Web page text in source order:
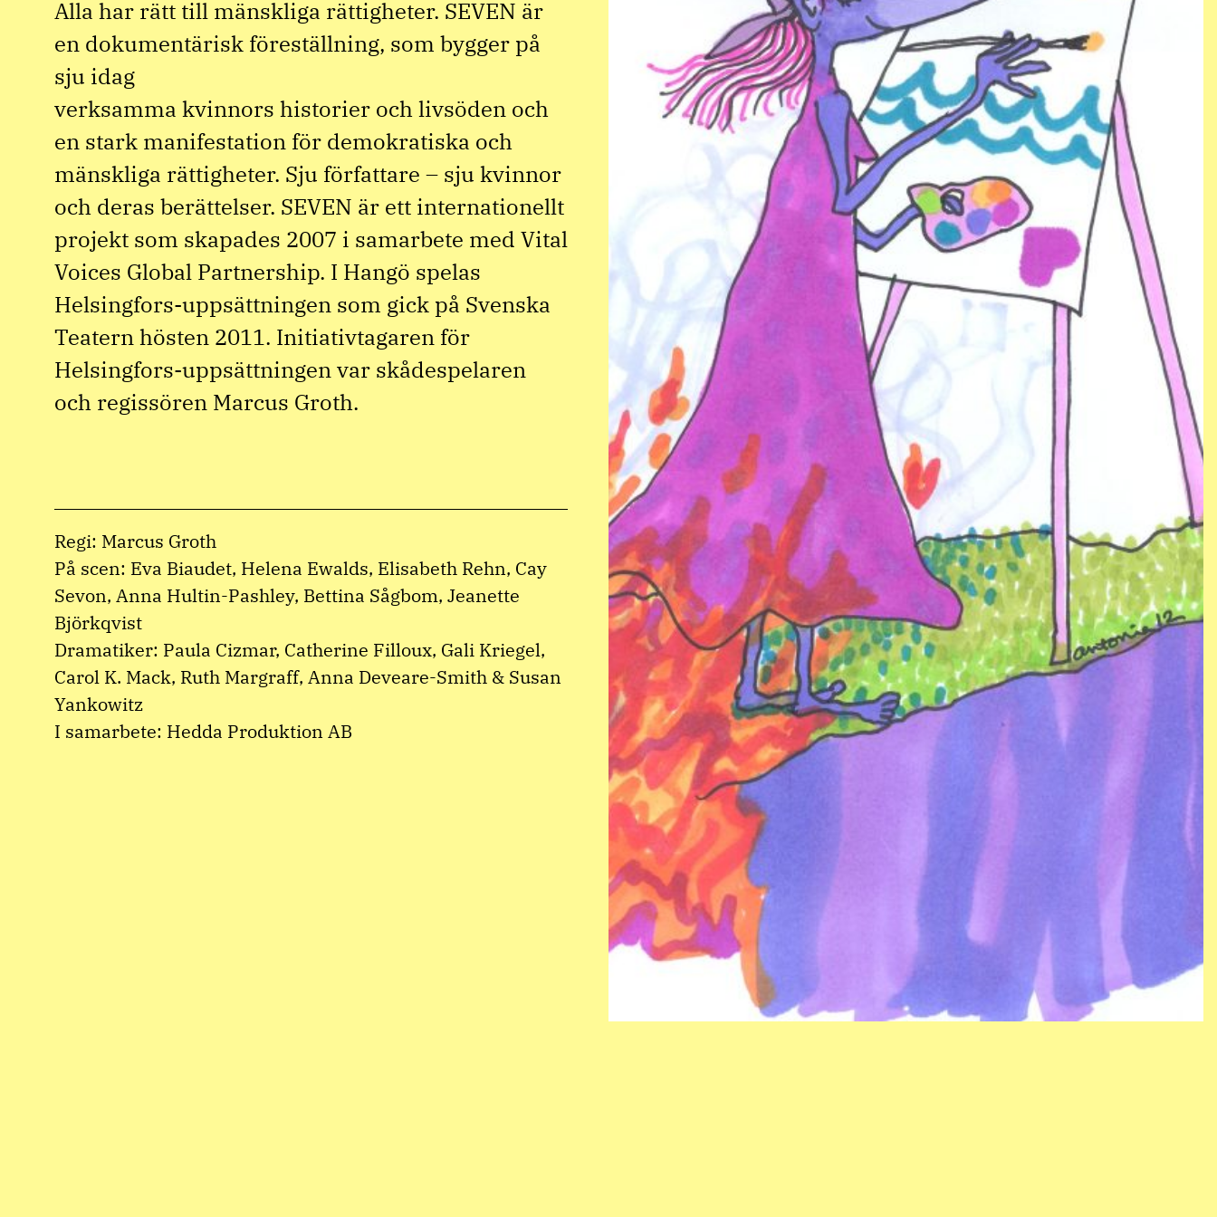
Alla har rätt till mänskliga rättigheter. SEVEN är
en dokumentärisk föreställning, som bygger på
sju idag
verksamma kvinnors historier och livsöden och
en stark manifestation för demokratiska och
mänskliga rättigheter. Sju författare – sju kvinnor
och deras berättelser. SEVEN är ett internationellt
projekt som skapades 2007 i samarbete med Vital
Voices Global Partnership. I Hangö spelas
Helsingfors-uppsättningen som gick på Svenska
Teatern hösten 2011. Initiativtagaren för
Helsingfors-uppsättningen var skådespelaren
och regissören Marcus Groth.
Regi: Marcus Groth
På scen: Eva Biaudet, Helena Ewalds, Elisabeth Rehn, Cay
Sevon, Anna Hultin-Pashley, Bettina Sågbom, Jeanette
Björkqvist
Dramatiker: Paula Cizmar, Catherine Filloux, Gali Kriegel,
Carol K. Mack, Ruth Margraff, Anna Deveare-Smith & Susan
Yankowitz
I samarbete: Hedda Produktion AB